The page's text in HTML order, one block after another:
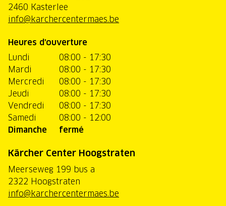
2460 Kasterlee
info@karchercentermaes.be
Heures d'ouverture
Lundi
08:00 - 17:30
Mardi
08:00 - 17:30
Mercredi
08:00 - 17:30
Jeudi
08:00 - 17:30
Vendredi
08:00 - 17:30
Samedi
08:00 - 12:00
Dimanche
fermé
Kärcher Center Hoogstraten
Meerseweg 199 bus a
2322 Hoogstraten
info@karchercentermaes.be